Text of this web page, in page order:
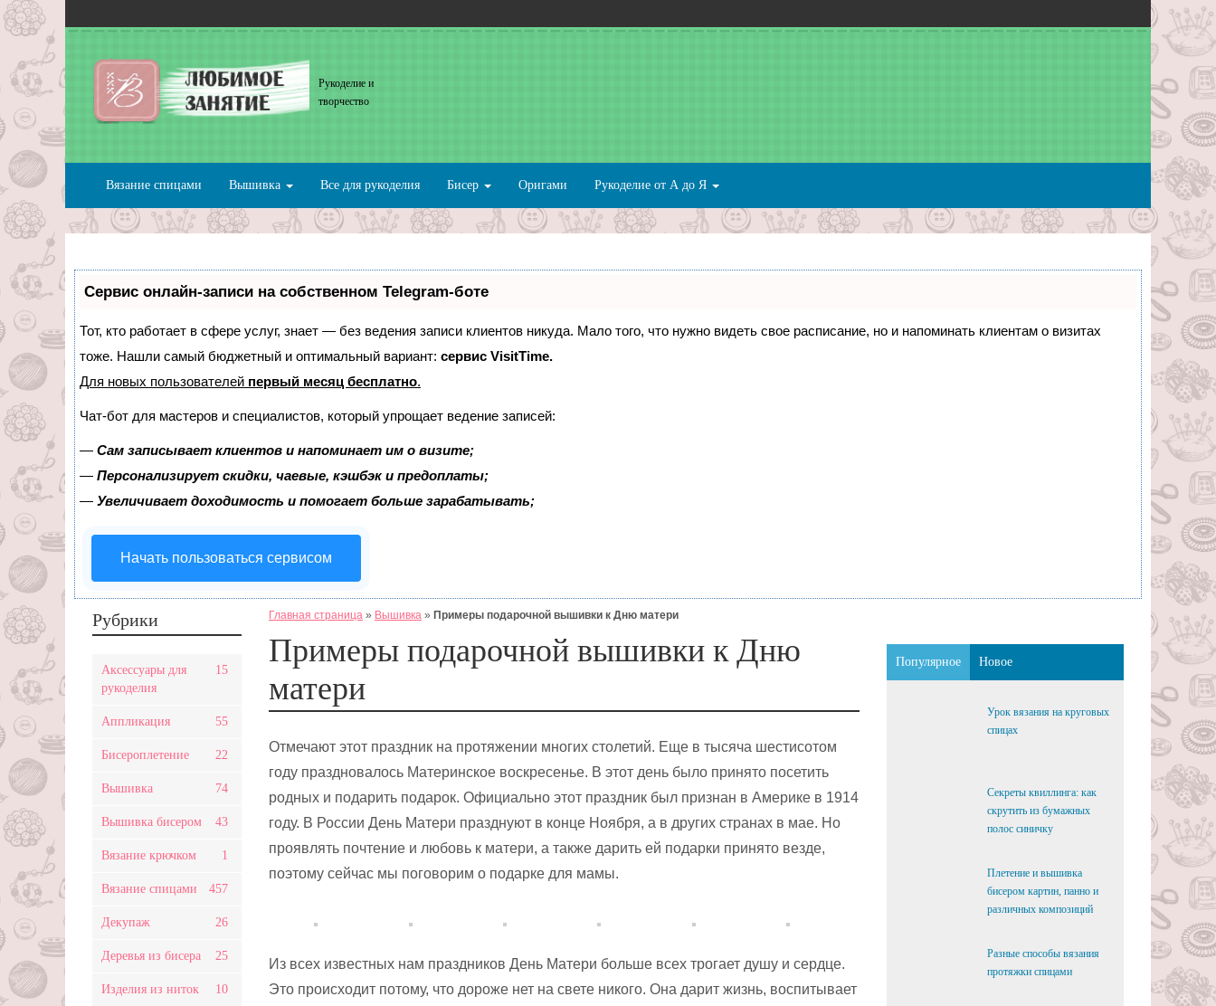
Рукоделие и
творчество
Вязание спицами Вышивка Все для рукоделия Бисер Оригами Рукоделие от А до Я
Сервис онлайн-записи на собственном Telegram-боте
Тот, кто работает в сфере услуг, знает — без ведения записи клиентов никуда. Мало того, что нужно видеть свое расписание, но и напоминать клиентам о визитах
тоже. Нашли самый бюджетный и оптимальный вариант: сервис VisitTime.
Для новых пользователей первый месяц бесплатно.
Чат-бот для мастеров и специалистов, который упрощает ведение записей:
— Сам записывает клиентов и напоминает им о визите;
— Персонализирует скидки, чаевые, кэшбэк и предоплаты;
— Увеличивает доходимость и помогает больше зарабатывать;
Начать пользоваться сервисом
Главная страница » Вышивка » Примеры подарочной вышивки к Дню матери
Примеры подарочной вышивки к Дню
матери
Отмечают этот праздник на протяжении многих столетий. Еще в тысяча шестисотом
году праздновалось Материнское воскресенье. В этот день было принято посетить
родных и подарить подарок. Официально этот праздник был признан в Америке в 1914
году. В России День Матери празднуют в конце Ноября, а в других странах в мае. Но
проявлять почтение и любовь к матери, а также дарить ей подарки принято везде,
поэтому сейчас мы поговорим о подарке для мамы.
Из всех известных нам праздников День Матери больше всех трогает душу и сердце.
Это происходит потому, что дороже нет на свете никого. Она дарит жизнь, воспитывает
Популярное Новое
Урок вязания на круговых
спицах
Секреты квиллинга: как
скрутить из бумажных
полос синичку
Плетение и вышивка
бисером картин, панно и
различных композиций
Разные способы вязания
протяжки спицами
Рубрики
Аксессуары для
рукоделия
15
Аппликация 55
Бисероплетение 22
Вышивка 74
Вышивка бисером 43
Вязание крючком 1
Вязание спицами 457
Декупаж 26
Деревья из бисера 25
Изделия из ниток 10